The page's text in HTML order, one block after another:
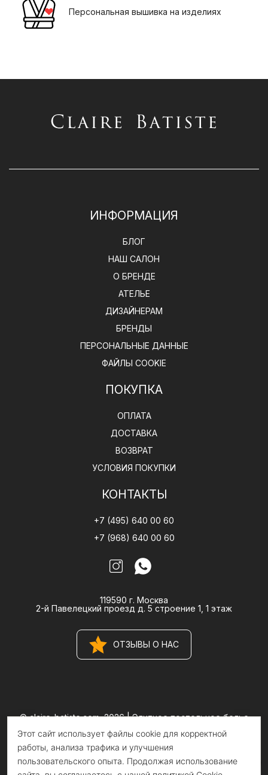
Персональная вышивка на изделиях
ИНФОРМАЦИЯ
БЛОГ
НАШ САЛОН
О БРЕНДЕ
АТЕЛЬЕ
ДИЗАЙНЕРАМ
БРЕНДЫ
ПЕРСОНАЛЬНЫЕ ДАННЫЕ
ФАЙЛЫ COOKIE
ПОКУПКА
ОПЛАТА
ДОСТАВКА
ВОЗВРАТ
УСЛОВИЯ ПОКУПКИ
КОНТАКТЫ
+7 (495) 640 00 60
+7 (968) 640 00 60
119590 г. Москва
2-й Павелецкий проезд д. 5 строение 1, 1 этаж
ОТЗЫВЫ О НАС
© claire-batiste.com, 2026 |Элитное постельное белье
Информация на сайте носит информационный характер и не
является публичной офертой
Этот сайт использует файлы cookie для корректной
работы, анализа трафика и улучшения
пользовательского опыта. Продолжая использование